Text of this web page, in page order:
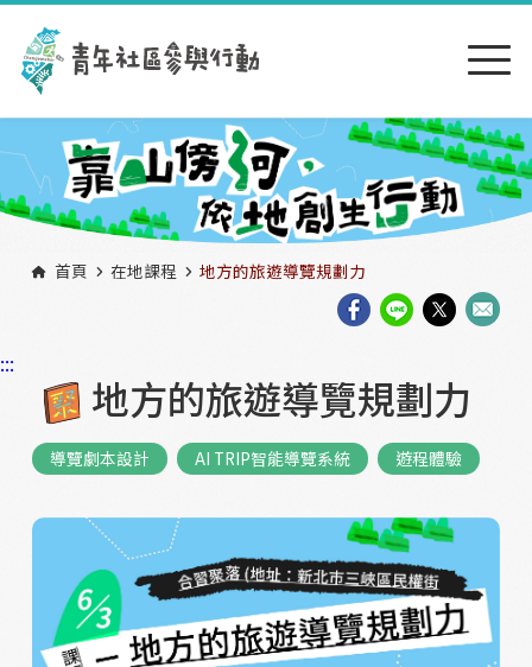
跳到主要內容區塊
首頁 在地課程 地方的旅遊導覽規劃力
:::
地方的旅遊導覽規劃力
導覽劇本設計 AI TRIP智能導覽系統 遊程體驗